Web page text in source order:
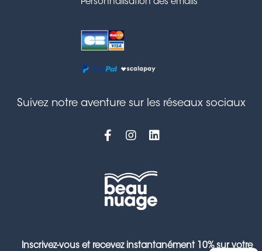
Inscrivez-vous et recevez instantanément 10% sur votre
Suivez notre aventure sur les réseaux sociaux
Personnalisation des emails